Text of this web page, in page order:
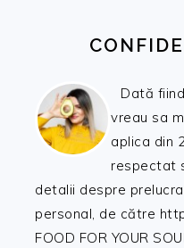
Dată
vreau sa
aplica din
respectat
detalii despre
personal, de către
FOOD FOR YOUR